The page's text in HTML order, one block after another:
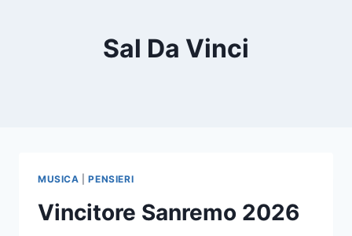
Sal Da Vinci
MUSICA |PENSIERI
Vincitore Sanremo 2026